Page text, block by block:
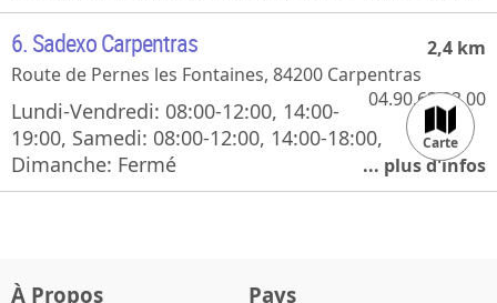
Carte
6. Sadexo Carpentras
2,4 km
Route de Pernes les Fontaines, 84200 Carpentras
04.90.63.93.00
Lundi-Vendredi: 08:00-12:00, 14:00-
19:00, Samedi: 08:00-12:00, 14:00-18:00,
Dimanche: Fermé
À Propos Pays